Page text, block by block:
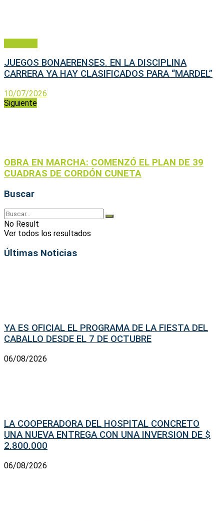
JUEGOS BONAERENSES. EN LA DISCIPLINA
CARRERA YA HAY CLASIFICADOS PARA “MARDEL”
10/07/2026
Siguiente
OBRA EN MARCHA: COMENZÓ EL PLAN DE 39
CUADRAS DE CORDÓN CUNETA
Buscar
No Result
Ver todos los resultados
Últimas Noticias
YA ES OFICIAL EL PROGRAMA DE LA FIESTA DEL
CABALLO DESDE EL 7 DE OCTUBRE
06/08/2026
LA COOPERADORA DEL HOSPITAL CONCRETO
UNA NUEVA ENTREGA CON UNA INVERSION DE $
2.800.000
06/08/2026